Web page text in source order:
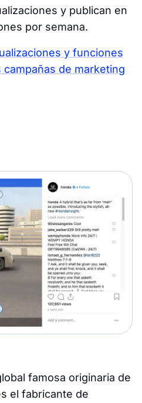
y publican en
por semana.
y funciones
de marketing
famosa originaria de
el fabricante de